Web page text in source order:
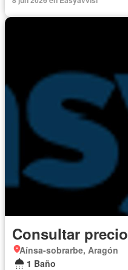
Consultar precio
Aínsa-sobrarbe, Aragón
1 Baño